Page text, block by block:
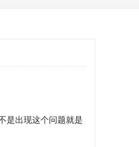
是出现这个问题就是